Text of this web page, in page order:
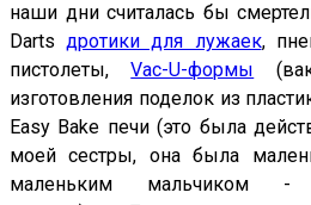
наши дни считалась бы
Dartsдротики для лужаек,
пистолеты,Vac-U-формы
изготовления поделок из
Easy Bake печи (это была
моей сестры, она была
маленьким мальчиком